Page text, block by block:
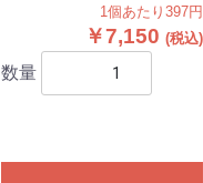
1個あたり397円
￥7,150
数量